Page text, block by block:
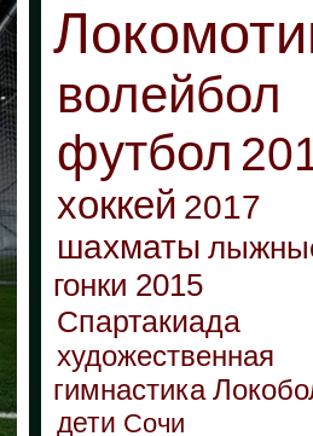
волейбол
футбол
хоккей 2017
шахматы
гонки 2015
Спартакиада
художественная
гимнастика
дети Сочи